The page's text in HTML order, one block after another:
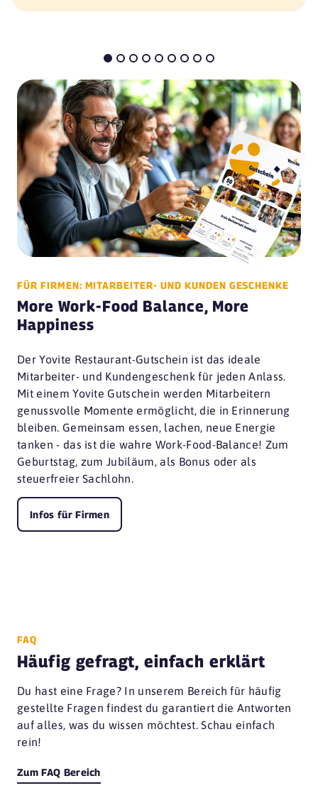
FÜR FIRMEN: MITARBEITER- UND KUNDEN GESCHENKE
More Work-Food Balance, More
Happiness
Der Yovite Restaurant-Gutschein ist das ideale
Mitarbeiter- und Kundengeschenk für jeden Anlass.
Mit einem Yovite Gutschein werden Mitarbeitern
genussvolle Momente ermöglicht, die in Erinnerung
bleiben. Gemeinsam essen, lachen, neue Energie
tanken - das ist die wahre Work-Food-Balance! Zum
Geburtstag, zum Jubiläum, als Bonus oder als
steuerfreier Sachlohn.
Infos für Firmen
FAQ
Häufig gefragt, einfach erklärt
Du hast eine Frage? In unserem Bereich für häufig
gestellte Fragen findest du garantiert die Antworten
auf alles, was du wissen möchtest. Schau einfach
rein!
Zum FAQ Bereich